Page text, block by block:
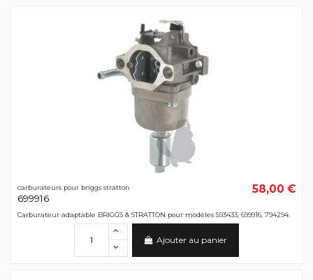
carburateurs pour briggs stratton
699916
58,00 €
Carburateur adaptable BRIGGS & STRATTON pour modèles 593433, 699916, 794294.
Ajouter au panier